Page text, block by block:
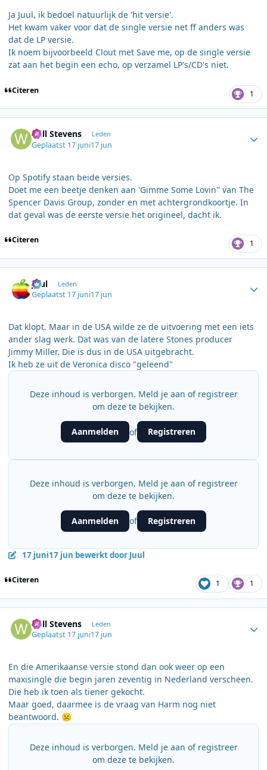
Ja Juul, ik bedoel natuurlijk de 'hit versie'.
Het kwam vaker voor dat de single versie net ff anders was
dat de LP versie.
Ik noem bijvoorbeeld Clout met Save me, op de single versie
zat aan het begin een echo, op verzamel LP's/CD's niet.
Citeren 1
Will Stevens Leden
Geplaatst 17 juni17 jun
Op Spotify staan beide versies.
Doet me een beetje denken aan 'Gimme Some Lovin'' van The
Spencer Davis Group, zonder en met achtergrondkoortje. In
dat geval was de eerste versie het origineel, dacht ik.
Citeren 1
Juul Leden
Geplaatst 17 juni17 jun
Dat klopt. Maar in de USA wilde ze de uitvoering met een iets
ander slag werk. Dat was van de latere Stones producer
Jimmy Miller. Die is dus in de USA uitgebracht.
Ik heb ze uit de Veronica disco "geleend"
Deze inhoud is verborgen. Meld je aan of registreer
om deze te bekijken.
Aanmelden of Registreren
Deze inhoud is verborgen. Meld je aan of registreer
om deze te bekijken.
Aanmelden of Registreren
17 juni17 jun bewerkt door Juul
Citeren 1 1
Will Stevens Leden
Geplaatst 17 juni17 jun
En die Amerikaanse versie stond dan ook weer op een
maxisingle die begin jaren zeventig in Nederland verscheen.
Die heb ik toen als tiener gekocht.
Maar goed, daarmee is de vraag van Harm nog niet
beantwoord. ☹️
Deze inhoud is verborgen. Meld je aan of registreer
om deze te bekijken.